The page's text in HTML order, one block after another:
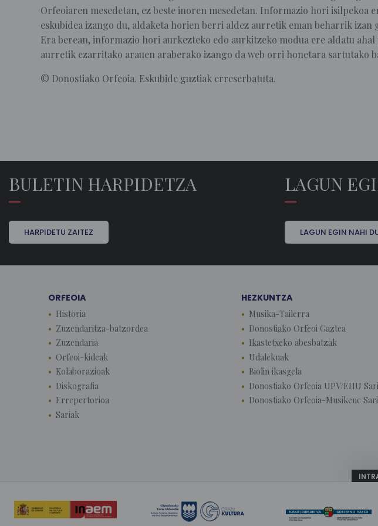
Orfeoiaren mesedetan, ez beste inoren mesedetan. Informazio hori
eskubidea izango du, aldaketa horien berri aldez aurretik eman beharrik
Era berean, informazio hori aurkezteko edo aurkitzeko modua ere aldatu
aurretik ezarritako arauen araberako izango da web orri honetara sartutako
© Donostiako Orfeoia. Eskubide guztiak erreserbatuta.
BULETIN HARPIDETZA
HARPIDETU ZAITEZ
LAGUN
LAGUN EGIN NAHI
ORFEOIA
Historia
Zuzendaritza-batzordea
Zuzendaria
Orfeoi-kideak
Kolaborazioak
Diskografia
Errepertorioa
Sariak
HEZKUNTZA
Musika-Tailerra
Donostiako Orfeoi Gaztea
Ikastetxeko abesbatzak
Udalekuak
Biolin ikasgela
Donostiako Orfeoia UPV/EHU
Donostiako Orfeoia-Musikene